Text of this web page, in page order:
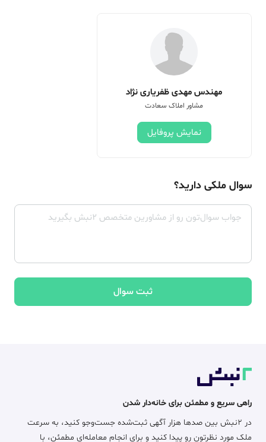
مهندس مهدی ظفریاری نژاد
مشاور املاک سعادت
نمایش پروفایل
سوال ملکی دارید؟
ثبت سوال
راهی سریع و مطمئن برای خانه‌دار شدن
در ۲نبش بین صدها هزار آگهی ثبت‌شده جست‌وجو کنید، به سرعت
ملک مورد نظرتون رو پیدا کنید و برای انجام معامله‌ای مطمئن، با